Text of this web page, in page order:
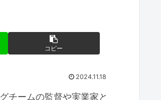
コピー
2024.11.18
チームの監督や実業家と